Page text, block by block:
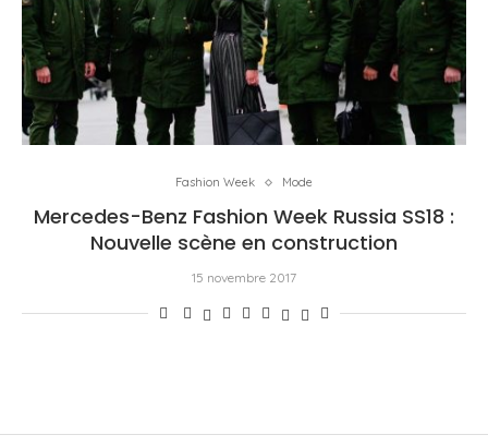
Fashion Week Mode
Mercedes-Benz Fashion Week Russia SS18 :
Nouvelle scène en construction
15 novembre 2017